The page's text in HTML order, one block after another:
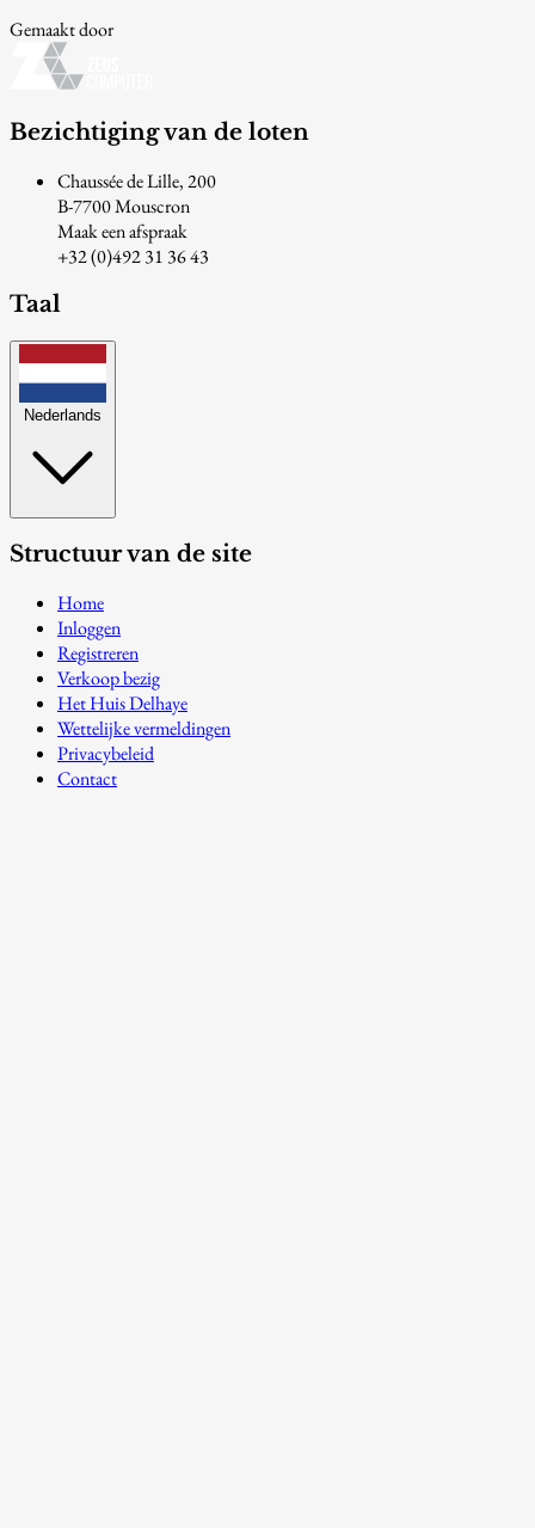
Gemaakt door
Bezichtiging van de loten
Chaussée de Lille, 200
B-7700 Mouscron
Maak een afspraak
+32 (0)492 31 36 43
Taal
Nederlands
Structuur van de site
Home
Inloggen
Registreren
Verkoop bezig
Het Huis Delhaye
Wettelijke vermeldingen
Privacybeleid
Contact